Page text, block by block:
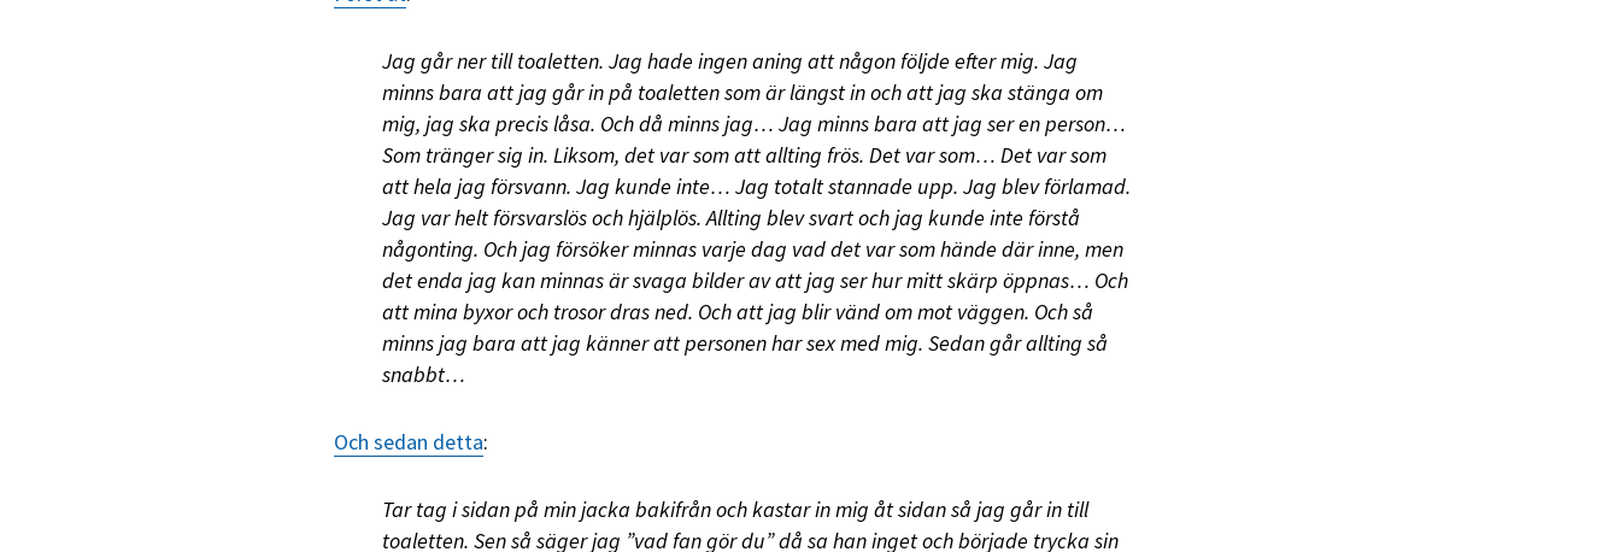
Jag går ner till toaletten. Jag hade ingen aning att någon följde efter mig. Jag
minns bara att jag går in på toaletten som är längst in och att jag ska stänga om
mig, jag ska precis låsa. Och då minns jag… Jag minns bara att jag ser en person…
Som tränger sig in. Liksom, det var som att allting frös. Det var som… Det var som
att hela jag försvann. Jag kunde inte… Jag totalt stannade upp. Jag blev förlamad.
Jag var helt försvarslös och hjälplös. Allting blev svart och jag kunde inte förstå
någonting. Och jag försöker minnas varje dag vad det var som hände där inne, men
det enda jag kan minnas är svaga bilder av att jag ser hur mitt skärp öppnas… Och
att mina byxor och trosor dras ned. Och att jag blir vänd om mot väggen. Och så
minns jag bara att jag känner att personen har sex med mig. Sedan går allting så
snabbt…
Och sedan detta:
Tar tag i sidan på min jacka bakifrån och kastar in mig åt sidan så jag går in till
toaletten. Sen så säger jag ”vad fan gör du” då sa han inget och började trycka sin